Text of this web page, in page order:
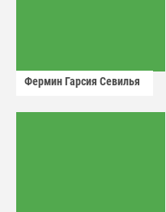
Фермин Гарсия Севилья